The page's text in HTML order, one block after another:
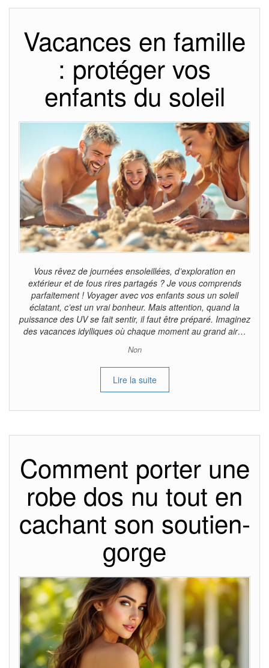
Vacances en famille
: protéger vos
enfants du soleil
Vous rêvez de journées ensoleillées, d’exploration en
extérieur et de fous rires partagés ? Je vous comprends
parfaitement ! Voyager avec vos enfants sous un soleil
éclatant, c’est un vrai bonheur. Mais attention, quand la
puissance des UV se fait sentir, il faut être préparé. Imaginez
des vacances idylliques où chaque moment au grand air…
Non
Lire la suite
Comment porter une
robe dos nu tout en
cachant son soutien-
gorge